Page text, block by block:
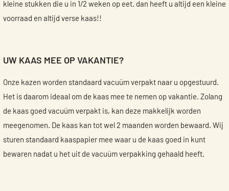
kleine stukken die u in 1/2 weken op eet. dan heeft u altijd een kleine
voorraad en altijd verse kaas!!
UW KAAS MEE OP VAKANTIE?
Onze kazen worden standaard vacuüm verpakt naar u opgestuurd.
Het is daarom ideaal om de kaas mee te nemen op vakantie. Zolang
de kaas goed vacuüm verpakt is, kan deze makkelijk worden
meegenomen. De kaas kan tot wel 2 maanden worden bewaard. Wij
sturen standaard kaaspapier mee waar u de kaas goed in kunt
bewaren nadat u het uit de vacuüm verpakking gehaald heeft.